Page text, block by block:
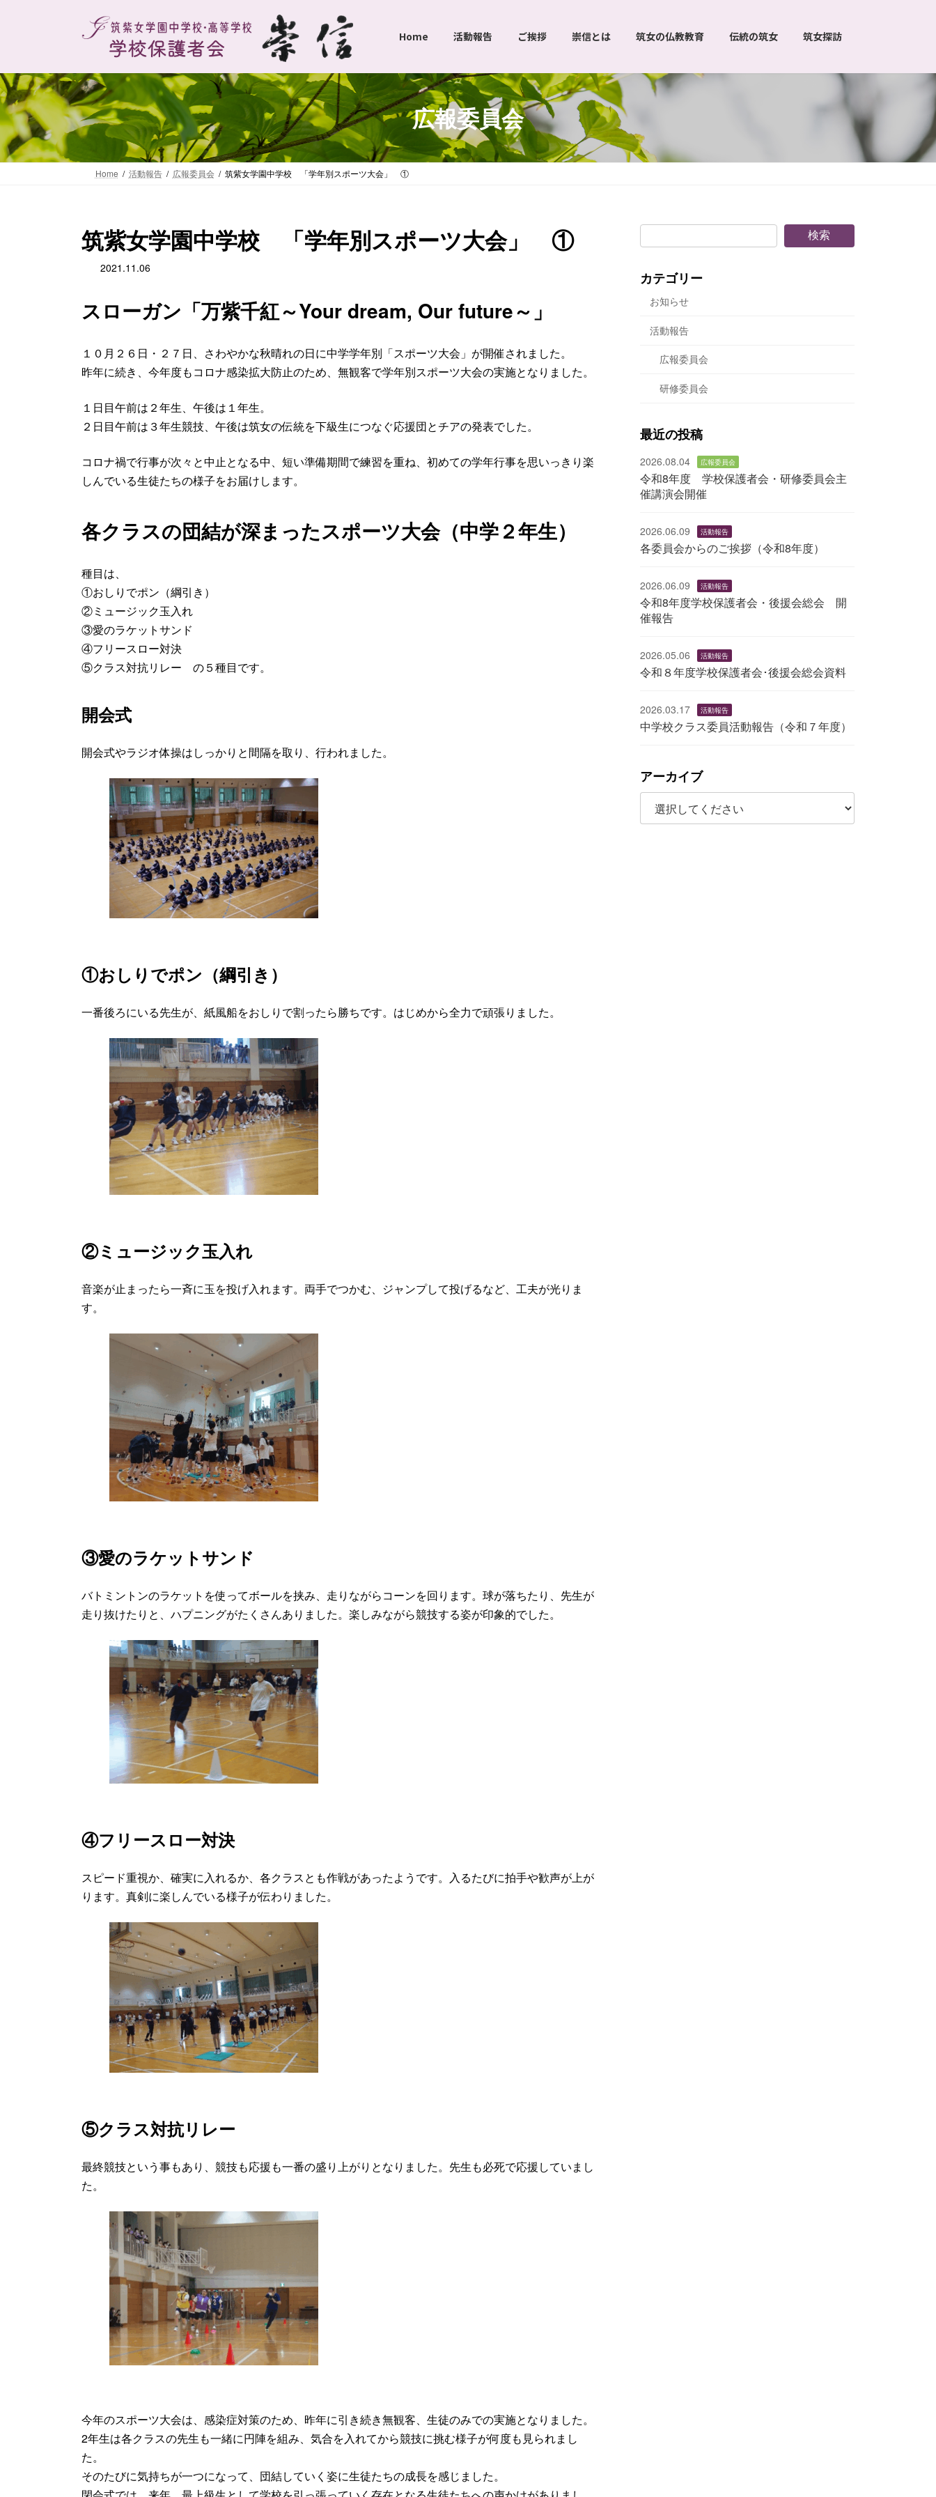
ツ
へ
ス
キ
ッ
プ
シ
ョ
ン
に
移
動
Home 活動報告 ご挨拶 崇信とは 筑女の仏教教育 伝統の筑女 筑女探訪
広報委員会
Home 活動報告 広報委員会 筑紫女学園中学校 「学年別スポーツ大会」 ①
筑紫女学園中学校 「学年別スポーツ大会」 ①
2021.11.06
スローガン「万紫千紅～Your dream, Our future～」
１０月２６日・２７日、さわやかな秋晴れの日に中学学年別「スポーツ大会」が開催されました。
昨年に続き、今年度もコロナ感染拡大防止のため、無観客で学年別スポーツ大会の実施となりました。
１日目午前は２年生、午後は１年生。
２日目午前は３年生競技、午後は筑女の伝統を下級生につなぐ応援団とチアの発表でした。
コロナ禍で行事が次々と中止となる中、短い準備期間で練習を重ね、初めての学年行事を思いっきり楽
しんでいる生徒たちの様子をお届けします。
各クラスの団結が深まったスポーツ大会（中学２年生）
種目は、
①おしりでポン（綱引き）
②ミュージック玉入れ
③愛のラケットサンド
④フリースロー対決
⑤クラス対抗リレー の５種目です。
開会式
開会式やラジオ体操はしっかりと間隔を取り、行われました。
①おしりでポン（綱引き）
一番後ろにいる先生が、紙風船をおしりで割ったら勝ちです。はじめから全力で頑張りました。
②ミュージック玉入れ
音楽が止まったら一斉に玉を投げ入れます。両手でつかむ、ジャンプして投げるなど、工夫が光りま
す。
③愛のラケットサンド
バトミントンのラケットを使ってボールを挟み、走りながらコーンを回ります。球が落ちたり、先生が
走り抜けたりと、ハプニングがたくさんありました。楽しみながら競技する姿が印象的でした。
④フリースロー対決
スピード重視か、確実に入れるか、各クラスとも作戦があったようです。入るたびに拍手や歓声が上が
ります。真剣に楽しんでいる様子が伝わりました。
⑤クラス対抗リレー
最終競技という事もあり、競技も応援も一番の盛り上がりとなりました。先生も必死で応援していまし
た。
今年のスポーツ大会は、感染症対策のため、昨年に引き続き無観客、生徒のみでの実施となりました。
2年生は各クラスの先生も一緒に円陣を組み、気合を入れてから競技に挑む様子が何度も見られまし
た。
そのたびに気持ちが一つになって、団結していく姿に生徒たちの成長を感じました。
検索
カテゴリー
お知らせ
活動報告
広報委員会
研修委員会
最近の投稿
2026.08.04 広報委員会
令和8年度 学校保護者会・研修委員会主
催講演会開催
2026.06.09 活動報告
各委員会からのご挨拶（令和8年度）
2026.06.09 活動報告
令和8年度学校保護者会・後援会総会 開
催報告
2026.05.06 活動報告
令和８年度学校保護者会･後援会総会資料
2026.03.17 活動報告
中学校クラス委員活動報告（令和７年度）
アーカイブ